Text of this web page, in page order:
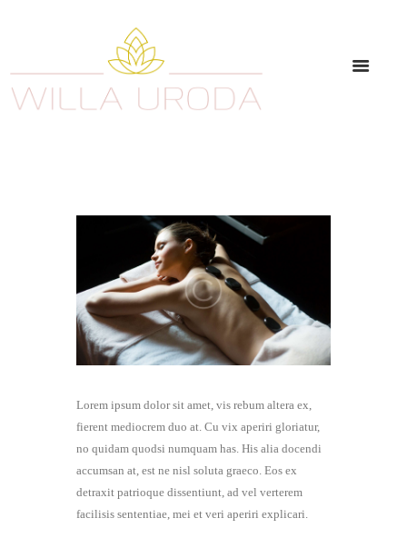
Lorem ipsum dolor sit amet, vis rebum altera ex,
fierent mediocrem duo at. Cu vix aperiri gloriatur,
no quidam quodsi numquam has. His alia docendi
accumsan at, est ne nisl soluta graeco. Eos ex
detraxit patrioque dissentiunt, ad vel verterem
facilisis sententiae, mei et veri aperiri explicari.